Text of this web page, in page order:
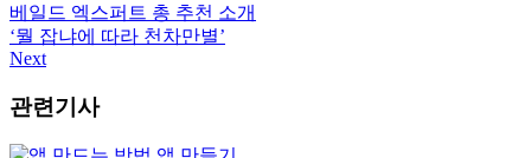
베일드 엑스퍼트 총 추천 소개
‘뭘 잡냐에 따라 천차만별’
Next
관련기사